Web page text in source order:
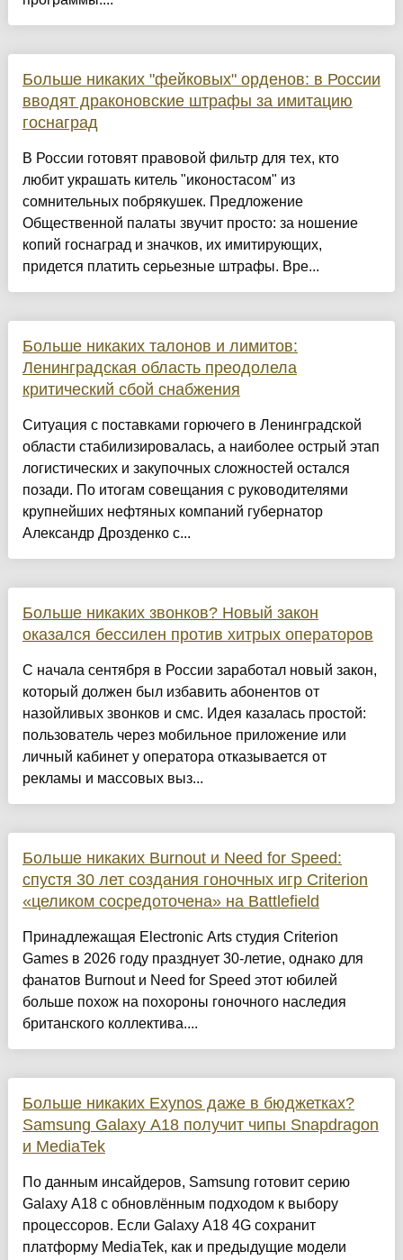
Больше никаких "фейковых" орденов: в России
вводят драконовские штрафы за имитацию
госнаград
В России готовят правовой фильтр для тех, кто
любит украшать китель "иконостасом" из
сомнительных побрякушек. Предложение
Общественной палаты звучит просто: за ношение
копий госнаград и значков, их имитирующих,
придется платить серьезные штрафы. Вре...
Больше никаких талонов и лимитов:
Ленинградская область преодолела
критический сбой снабжения
Ситуация с поставками горючего в Ленинградской
области стабилизировалась, а наиболее острый этап
логистических и закупочных сложностей остался
позади. По итогам совещания с руководителями
крупнейших нефтяных компаний губернатор
Александр Дрозденко с...
Больше никаких звонков? Новый закон
оказался бессилен против хитрых операторов
С начала сентября в России заработал новый закон,
который должен был избавить абонентов от
назойливых звонков и смс. Идея казалась простой:
пользователь через мобильное приложение или
личный кабинет у оператора отказывается от
рекламы и массовых выз...
Больше никаких Burnout и Need for Speed:
спустя 30 лет создания гоночных игр Criterion
«целиком сосредоточена» на Battlefield
Принадлежащая Electronic Arts студия Criterion
Games в 2026 году празднует 30-летие, однако для
фанатов Burnout и Need for Speed этот юбилей
больше похож на похороны гоночного наследия
британского коллектива....
Больше никаких Exynos даже в бюджетках?
Samsung Galaxy A18 получит чипы Snapdragon
и MediaTek
По данным инсайдеров, Samsung готовит серию
Galaxy A18 с обновлённым подходом к выбору
процессоров. Если Galaxy A18 4G сохранит
платформу MediaTek, как и предыдущие модели